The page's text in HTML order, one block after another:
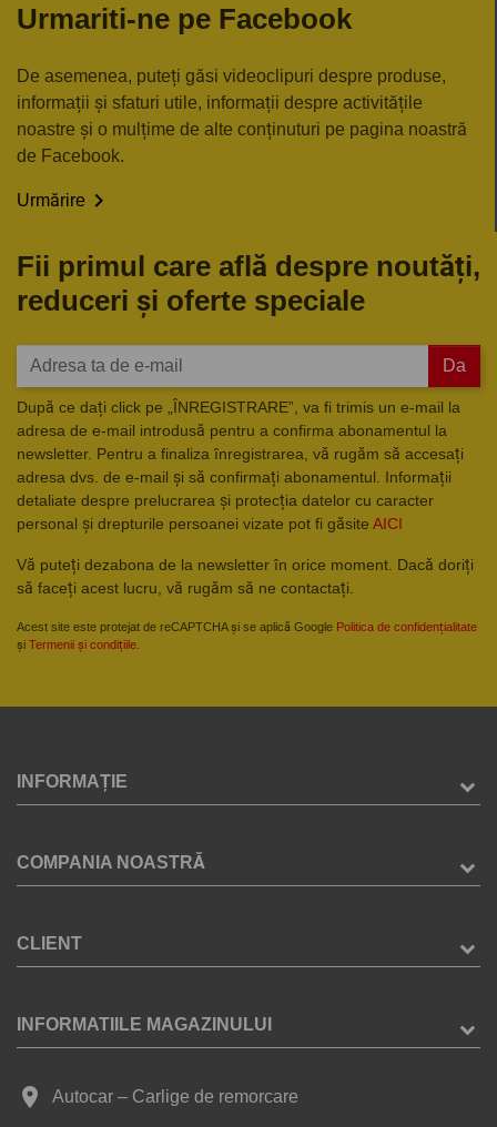
Urmariti-ne pe Facebook
De asemenea, puteți găsi videoclipuri despre produse,
informații și sfaturi utile, informații despre activitățile
noastre și o mulțime de alte conținuturi pe pagina noastră
de Facebook.
Urmărire 
Fii primul care află despre noutăți,
reduceri și oferte speciale
Da
După ce dați click pe „ÎNREGISTRARE”, va fi trimis un e-mail la
adresa de e-mail introdusă pentru a confirma abonamentul la
newsletter. Pentru a finaliza înregistrarea, vă rugăm să accesați
adresa dvs. de e-mail și să confirmați abonamentul. Informații
detaliate despre prelucrarea și protecția datelor cu caracter
personal și drepturile persoanei vizate pot fi găsite AICI
Vă puteți dezabona de la newsletter în orice moment. Dacă doriți
să faceți acest lucru, vă rugăm să ne contactați.
Acest site este protejat de reCAPTCHA și se aplică Google Politica de confidențialitate
și Termenii și condițiile
INFORMAȚIE
COMPANIA NOASTRĂ
CLIENT
INFORMATIILE MAGAZINULUI
place Autocar – Carlige de remorcare